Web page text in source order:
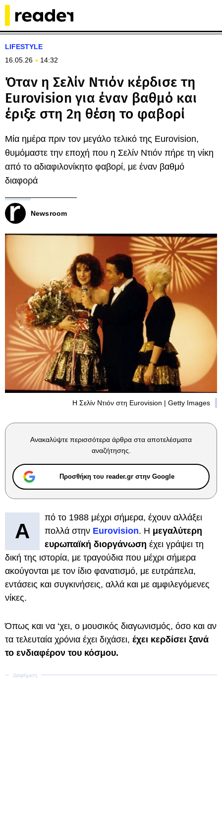
LIFESTYLE
16.05.26
14:32
Όταν η Σελίν Ντιόν κέρδισε τη
Eurovision για έναν βαθμό και
έριξε στη 2η θέση το φαβορί
Μία ημέρα πριν τον μεγάλο τελικό της Eurovision,
θυμόμαστε την εποχή που η Σελίν Ντιόν πήρε τη νίκη
από το αδιαφιλονίκητο φαβορί, με έναν βαθμό
διαφορά
Newsroom
H Σελίν Ντιόν στη Eurovision | Getty Images
Ανακαλύψτε περισσότερα άρθρα στα αποτελέσματα
αναζήτησης.
Προσθήκη του reader.gr στην Google
Α
πό το 1988 μέχρι σήμερα, έχουν αλλάξει
πολλά στην Eurovision. Η μεγαλύτερη
ευρωπαϊκή διοργάνωση έχει γράψει τη
δική της ιστορία, με τραγούδια που μέχρι σήμερα
ακούγονται με τον ίδιο φανατισμό, με ευτράπελα,
εντάσεις και συγκινήσεις, αλλά και με αμφιλεγόμενες
νίκες.
Όπως και να ‘χει, ο μουσικός διαγωνισμός, όσο και αν
τα τελευταία χρόνια έχει διχάσει, έχει κερδίσει ξανά
το ενδιαφέρον του κόσμου.